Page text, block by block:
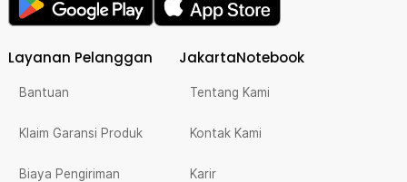
Layanan Pelanggan
Bantuan
Klaim Garansi Produk
Biaya Pengiriman
JakartaNotebook
Tentang Kami
Kontak Kami
Karir